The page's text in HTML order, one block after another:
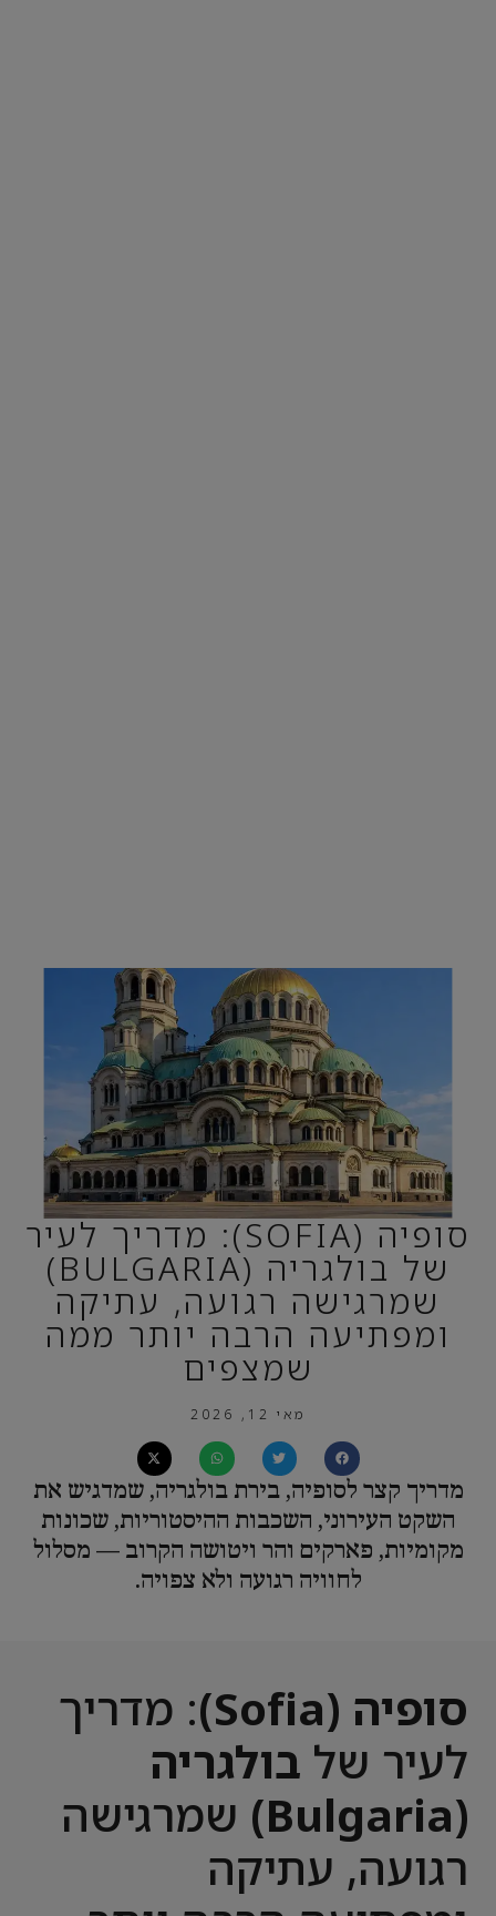
סופיה (SOFIA): מדריך לעיר
של בולגריה (BULGARIA)
שמרגישה רגועה, עתיקה
ומפתיעה הרבה יותר ממה
שמצפים
מאי 12, 2026
מדריך קצר לסופיה, בירת בולגריה, שמדגיש את
השקט העירוני, השכבות ההיסטוריות, שכונות
מקומיות, פארקים והר ויטושה הקרוב — מסלול
לחוויה רגועה ולא צפויה.
סופיה (Sofia)
: מדריך
לעיר של בולגריה
(Bulgaria)
שמרגישה
רגועה, עתיקה